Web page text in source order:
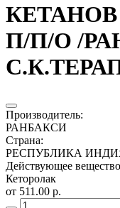
КЕТАНОВ
П/П/О /
Производитель:
РАНБАКСИ
Страна:
РЕСПУБЛИКА
Действующее
Кеторолак
от 511.00 р.